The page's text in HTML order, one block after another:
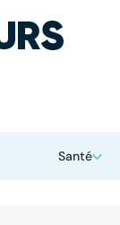
Santé